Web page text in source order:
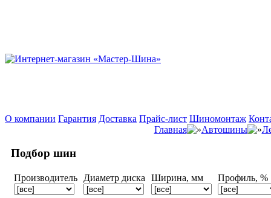
О компании Гарантия Доставка Прайс-лист Шиномонтаж
Главная
Автошины
Подбор шин
Производитель Диаметр диска Ширина, мм Профиль, %